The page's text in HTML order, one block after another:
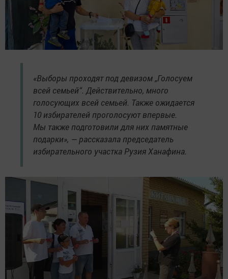
«Выборы проходят под девизом „Голосуем
всей семьей“. Действительно, много
голосующих всей семьей. Также ожидается
10 избирателей проголосуют впервые.
Мы также подготовили для них памятные
подарки», — рассказала председатель
избирательного участка Рузия Ханафина.